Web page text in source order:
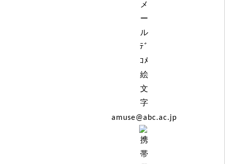
amuse@abc.ac.jp